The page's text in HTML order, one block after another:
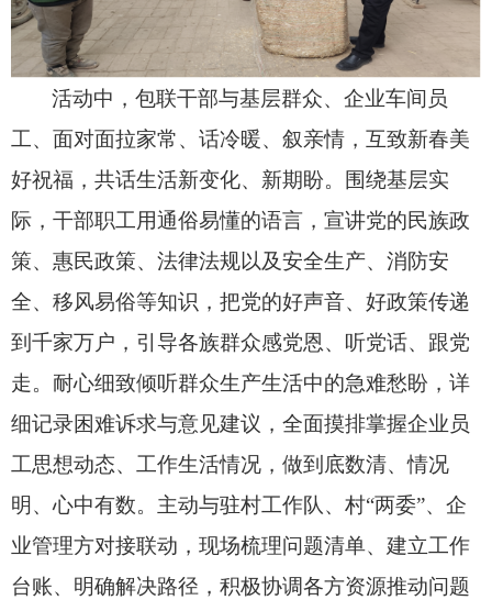
活动中，包联干部与基层群众、企业车间员
工、面对面拉家常、话冷暖、叙亲情，互致新春美
好祝福，共话生活新变化、新期盼。围绕基层实
际，干部职工用通俗易懂的语言，宣讲党的民族政
策、惠民政策、法律法规以及安全生产、消防安
全、移风易俗等知识，把党的好声音、好政策传递
到千家万户，引导各族群众感党恩、听党话、跟党
走。耐心细致倾听群众生产生活中的急难愁盼，详
细记录困难诉求与意见建议，全面摸排掌握企业员
工思想动态、工作生活情况，做到底数清、情况
明、心中有数。主动与驻村工作队、村“两委”、企
业管理方对接联动，现场梳理问题清单、建立工作
台账、明确解决路径，积极协调各方资源推动问题